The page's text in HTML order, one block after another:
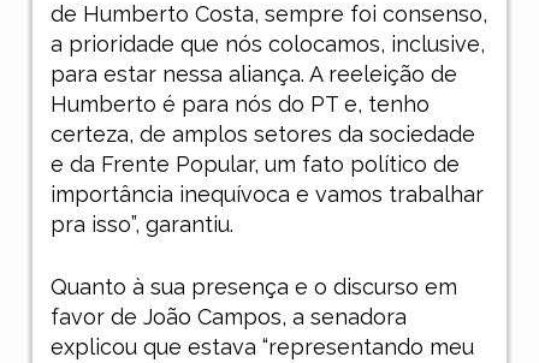
de Humberto Costa, sempre foi consenso,
a prioridade que nós colocamos, inclusive,
para estar nessa aliança. A reeleição de
Humberto é para nós do PT e, tenho
certeza, de amplos setores da sociedade
e da Frente Popular, um fato político de
importância inequívoca e vamos trabalhar
pra isso”, garantiu.
Quanto à sua presença e o discurso em
favor de João Campos, a senadora
explicou que estava “representando meu